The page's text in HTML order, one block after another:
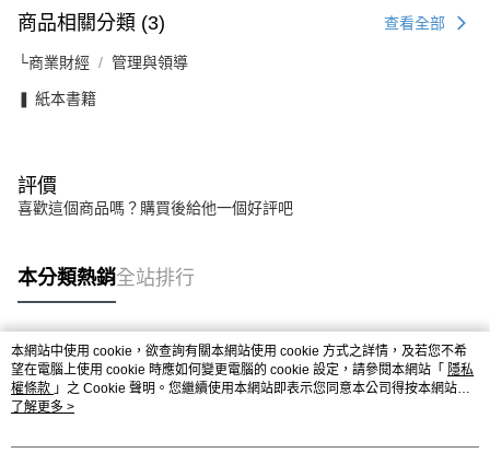
商品相關分類 (3) 查看全部
└商業財經 管理與領導
❚ 紙本書籍
評價
喜歡這個商品嗎？購買後給他一個好評吧
本分類熱銷全站排行
熱門標籤
本網站中使用 cookie，欲查詢有關本網站使用 cookie 方式之詳情，及若您不希
望在電腦上使用 cookie 時應如何變更電腦的 cookie 設定，請參閱本網站「 隱私
權條款 」之 Cookie 聲明。您繼續使用本網站即表示您同意本公司得按本網站使
用條款之 Cookie 聲明使用 cookie。
了解更多 >